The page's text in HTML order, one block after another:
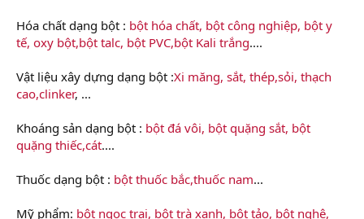
Hóa chất dạng bột : bột hóa chất, bột công nghiệp, bột y
tế, oxy bột,bột talc, bột PVC,bột Kali trắng....
Vật liệu xây dựng dạng bột :Xi măng, sắt, thép,sỏi, thạch
cao,clinker, ...
Khoáng sản dạng bột : bột đá vôi, bột quặng sắt, bột
quặng thiếc,cát....
Thuốc dạng bột : bột thuốc bắc,thuốc nam...
Mỹ phẩm: bột ngọc trai, bột trà xanh, bột tảo, bột nghệ,